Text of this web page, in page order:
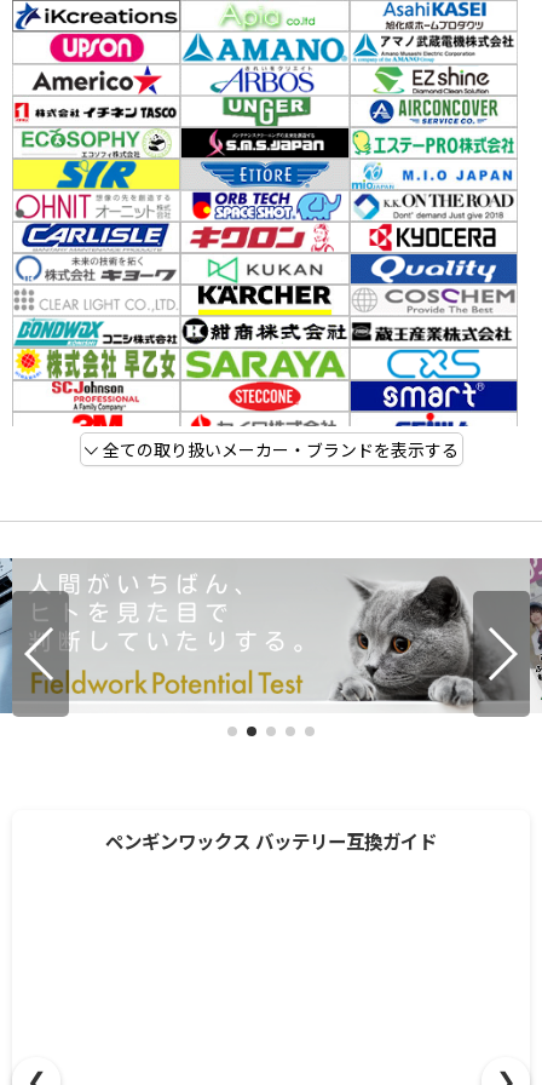
全ての取り扱いメーカー・ブランドを表示する
ペンギンワックス バッテリー互換ガイド